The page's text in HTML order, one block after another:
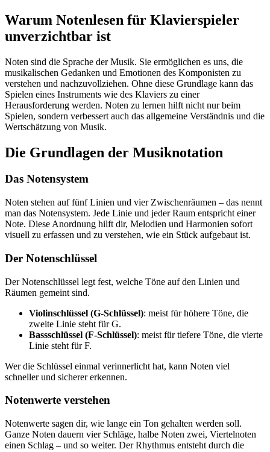
Warum Notenlesen für Klavierspieler
unverzichtbar ist
Noten sind die Sprache der Musik. Sie ermöglichen es uns, die
musikalischen Gedanken und Emotionen des Komponisten zu
verstehen und nachzuvollziehen. Ohne diese Grundlage kann das
Spielen eines Instruments wie des Klaviers zu einer
Herausforderung werden. Noten zu lernen hilft nicht nur beim
Spielen, sondern verbessert auch das allgemeine Verständnis und die
Wertschätzung von Musik.
Die Grundlagen der Musiknotation
Das Notensystem
Noten stehen auf fünf Linien und vier Zwischenräumen – das nennt
man das Notensystem. Jede Linie und jeder Raum entspricht einer
Note. Diese Anordnung hilft dir, Melodien und Harmonien sofort
visuell zu erfassen und zu verstehen, wie ein Stück aufgebaut ist.
Der Notenschlüssel
Der Notenschlüssel legt fest, welche Töne auf den Linien und
Räumen gemeint sind.
Violinschlüssel (G-Schlüssel): meist für höhere Töne, die
zweite Linie steht für G.
Bassschlüssel (F-Schlüssel): meist für tiefere Töne, die vierte
Linie steht für F.
Wer die Schlüssel einmal verinnerlicht hat, kann Noten viel
schneller und sicherer erkennen.
Notenwerte verstehen
Notenwerte sagen dir, wie lange ein Ton gehalten werden soll.
Ganze Noten dauern vier Schläge, halbe Noten zwei, Viertelnoten
einen Schlag – und so weiter. Der Rhythmus entsteht durch die